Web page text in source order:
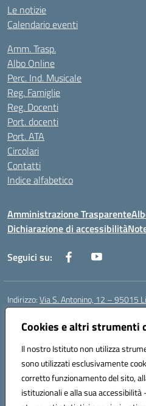
Cookies e altri strumenti
Il nostro Istituto non utilizza
sono utilizzati esclusivamente
corretto funzionamento del sito,
istituzionali e alla sua
Le notizie
Calendario eventi
Amm. Trasp.
Albo Online
Perc. Ind. Musicale
Reg. Famiglie
Reg. Docenti
Port. docenti
Port. ATA
Circolari
Contatti
Indice alfabetico
Amministrazione Trasparente
Dichiarazione di accessibilità
Seguici su:
Indirizzo:Via S. Antonino, 12 – 95015
Centralino:
Posta elettronica certificata (PEC):
Codice fiscale: 83002470876
Codice meccanografico:CTIC83200R
Codice Indice delle Pubbliche
Codice unico di fatturazione (CUF):